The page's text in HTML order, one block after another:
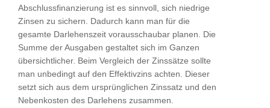
Abschlussfinanzierung ist es sinnvoll, sich niedrige
Zinsen zu sichern. Dadurch kann man für die
gesamte Darlehenszeit vorausschaubar planen. Die
Summe der Ausgaben gestaltet sich im Ganzen
übersichtlicher. Beim Vergleich der Zinssätze sollte
man unbedingt auf den Effektivzins achten. Dieser
setzt sich aus dem ursprünglichen Zinssatz und den
Nebenkosten des Darlehens zusammen.